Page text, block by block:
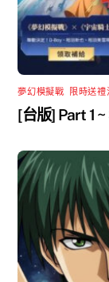
夢幻模擬戰 限時送禮
[台版] Part 1